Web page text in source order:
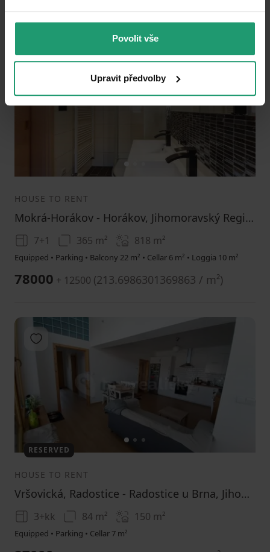
Povolit vše
Upravit předvolby
1
Add to favorites
HOUSE TO RENT
Mokrá-Horákov - Horákov, Jihomoravský Region
7+1 365 m² 818 m²
Equipped • Parking • Balcony 22 m² • Cellar 6 m² • Loggia 10 m²
78000 + 12500 (213.6986301369863 / m²)
12 3
Add to favorites
RESERVED
HOUSE TO RENT
Vršovická, Radostice - Radostice u Brna, Jihomoravský Region
3+kk 84 m² 150 m²
Equipped • Parking • Cellar 7 m²